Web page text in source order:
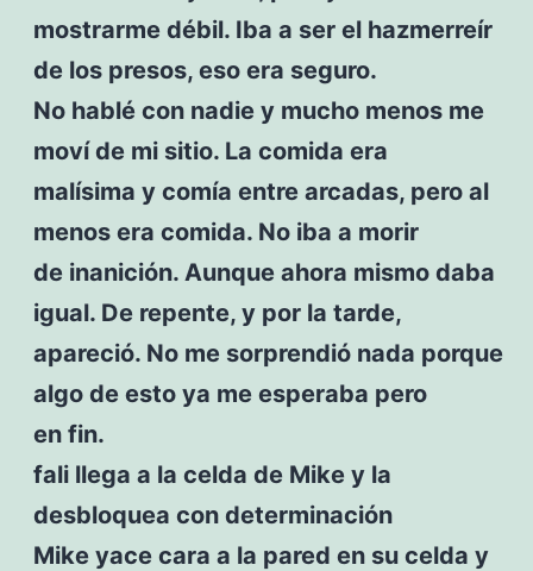
mostrarme débil. Iba a ser el hazmerreír
de los presos, eso era seguro.
No hablé con nadie y mucho menos me
moví de mi sitio. La comida era
malísima y comía entre arcadas, pero al
menos era comida. No iba a morir
de inanición. Aunque ahora mismo daba
igual. De repente, y por la tarde,
apareció. No me sorprendió nada porque
algo de esto ya me esperaba pero
en fin.
fali llega a la celda de Mike y la
desbloquea con determinación
Mike yace cara a la pared en su celda y